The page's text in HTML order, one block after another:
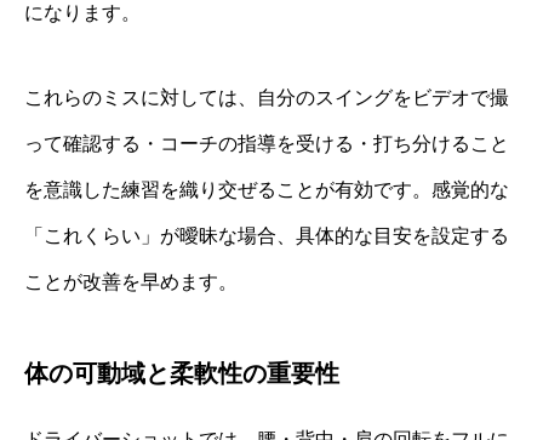
になります。
これらのミスに対しては、自分のスイングをビデオで撮
って確認する・コーチの指導を受ける・打ち分けること
を意識した練習を織り交ぜることが有効です。感覚的な
「これくらい」が曖昧な場合、具体的な目安を設定する
ことが改善を早めます。
体の可動域と柔軟性の重要性